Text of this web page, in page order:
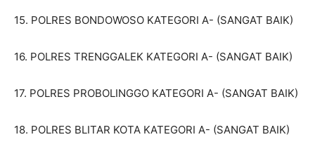
15. POLRES BONDOWOSO KATEGORI A- (SANGAT BAIK)
16. POLRES TRENGGALEK KATEGORI A- (SANGAT BAIK)
17. POLRES PROBOLINGGO KATEGORI A- (SANGAT BAIK)
18. POLRES BLITAR KOTA KATEGORI A- (SANGAT BAIK)